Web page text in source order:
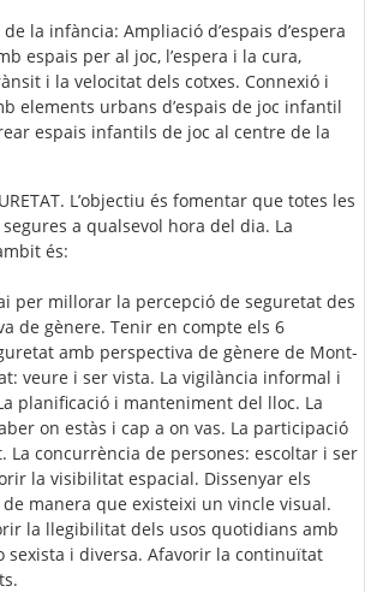
la infància: Ampliació d’espais d’espera
espais per al joc, l’espera i la cura,
i la velocitat dels cotxes. Connexió i
elements urbans d’espais de joc infantil
espais infantils de joc al centre de la
L’objectiu és fomentar que totes les
a qualsevol hora del dia. La
és:
per millorar la percepció de seguretat des
de gènere. Tenir en compte els 6
amb perspectiva de gènere de Mont-
veure i ser vista. La vigilància informal i
planificació i manteniment del lloc. La
on estàs i cap a on vas. La participació
La concurrència de persones: escoltar i ser
la visibilitat espacial. Dissenyar els
manera que existeixi un vincle visual.
la llegibilitat dels usos quotidians amb
sexista i diversa. Afavorir la continuïtat